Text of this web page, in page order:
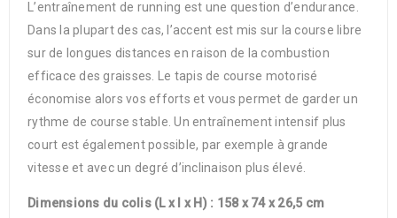
L’entraînement de running est une question d’endurance.
Dans la plupart des cas, l’accent est mis sur la course libre
sur de longues distances en raison de la combustion
efficace des graisses. Le tapis de course motorisé
économise alors vos efforts et vous permet de garder un
rythme de course stable. Un entraînement intensif plus
court est également possible, par exemple à grande
vitesse et avec un degré d’inclinaison plus élevé.
Dimensions du colis (L x l x H) : 158 x 74 x 26,5 cm